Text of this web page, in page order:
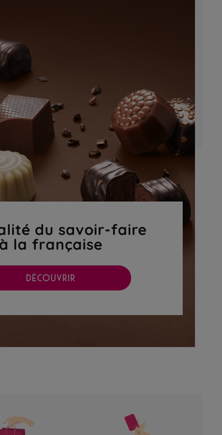
du savoir-faire
à la française
DÉCOUVRIR